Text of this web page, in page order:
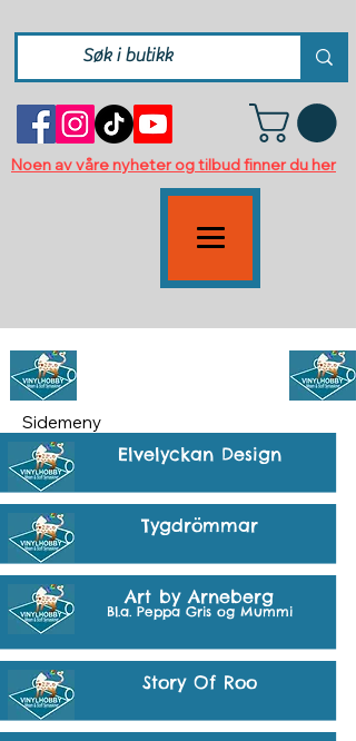
Noen av våre nyheter og tilbud finner du her
Sidemeny
Elvelyckan Design
Tygdrömmar
Art by Arneberg
Bl.a. Peppa Gris og Mummi
Story Of Roo